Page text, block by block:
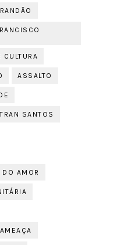
CULTURA
ASSALTO
SANTOS
AMOR